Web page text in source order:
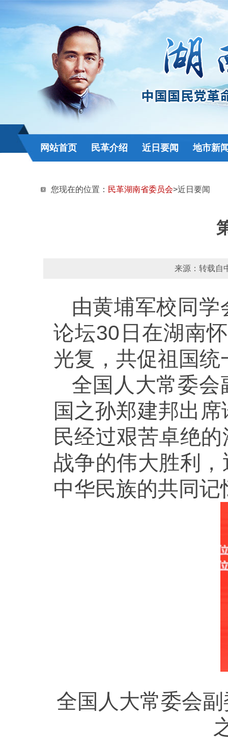
网站首页 民革介绍 近日要闻 地市新
您现在的位置： 民革湖南省委员会>近日要闻
来源：转载
由黄埔军校同
论坛30日在湖南
光复，共促祖国统
全国人大常委
国之孙郑建邦出
民经过艰苦卓绝
战争的伟大胜利
中华民族的共同
全国人大常委会